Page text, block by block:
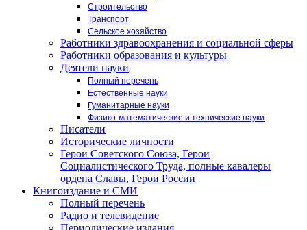
Строительство
Транспорт
Сельское хозяйство
Работники здравоохранения и социальной сферы
Работники образования и культуры
Деятели науки
Полный перечень
Естественные науки
Гуманитарные науки
Физико-математические и технические науки
Писатели
Исторические личности
Герои Советского Союза, Герои
Социалистического Труда, полные кавалеры
ордена Славы, Герои России
Книгоиздание и СМИ
Полный перечень
Радио и телевидение
Периодические издания